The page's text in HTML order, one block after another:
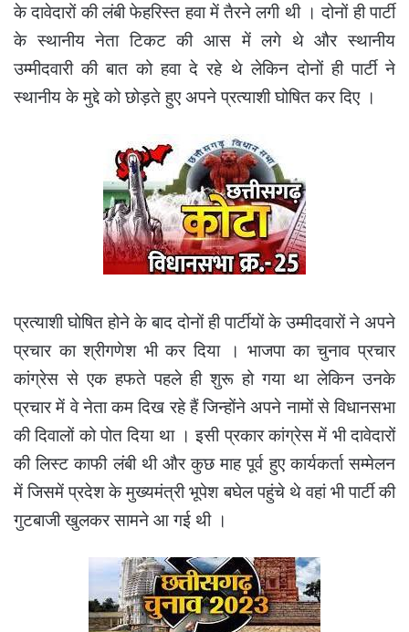
के दावेदारों की लंबी फेहरिस्त हवा में तैरने लगी थी । दोनों ही पार्टी
के स्थानीय नेता टिकट की आस में लगे थे और स्थानीय
उम्मीदवारी की बात को हवा दे रहे थे लेकिन दोनों ही पार्टी ने
स्थानीय के मुद्दे को छोड़ते हुए अपने प्रत्याशी घोषित कर दिए ।
प्रत्याशी घोषित होने के बाद दोनों ही पार्टीयों के उम्मीदवारों ने अपने
प्रचार का श्रीगणेश भी कर दिया । भाजपा का चुनाव प्रचार
कांग्रेस से एक हफते पहले ही शुरू हो गया था लेकिन उनके
प्रचार में वे नेता कम दिख रहे हैं जिन्होंने अपने नामों से विधानसभा
की दिवालों को पोत दिया था । इसी प्रकार कांग्रेस में भी दावेदारों
की लिस्ट काफी लंबी थी और कुछ माह पूर्व हुए कार्यकर्ता सम्मेलन
में जिसमें प्रदेश के मुख्यमंत्री भूपेश बघेल पहुंचे थे वहां भी पार्टी की
गुटबाजी खुलकर सामने आ गई थी ।